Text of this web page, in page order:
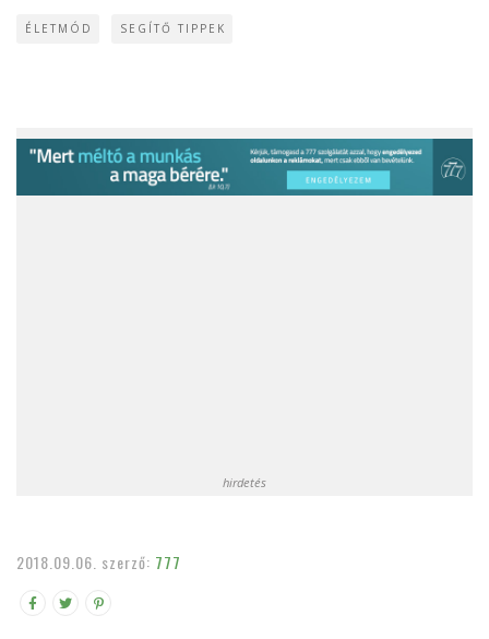
ÉLETMÓD SEGÍTŐ TIPPEK
hirdetés
2018.09.06. szerző: 777